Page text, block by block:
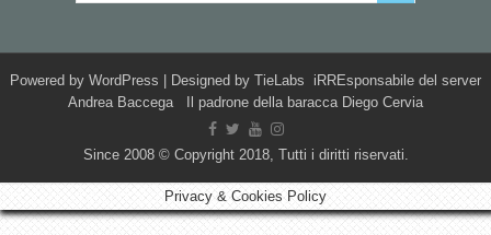
Powered by WordPress | Designed by TieLabs iRREsponsabile del server
Andrea Baccega Il padrone della baracca Diego Cervia
Since 2008 © Copyright 2018, Tutti i diritti riservati.
Privacy & Cookies Policy